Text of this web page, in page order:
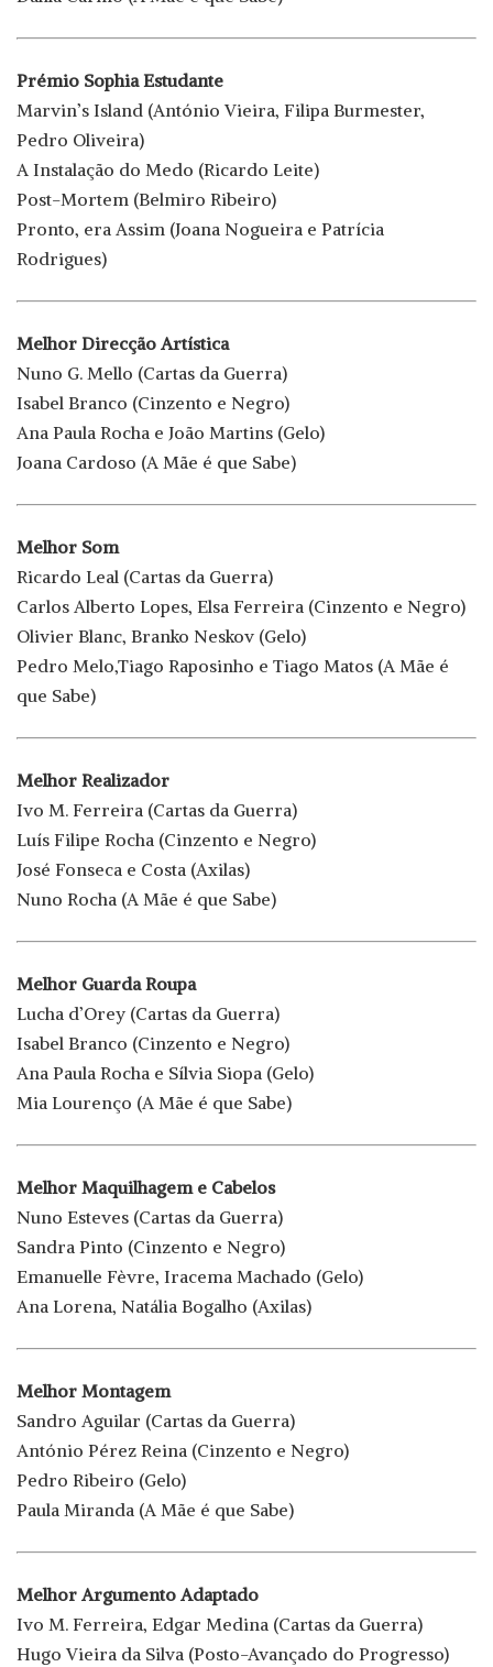
Prémio Sophia Estudante
Marvin’s Island (António Vieira, Filipa Burmester,
Pedro Oliveira)
A Instalação do Medo (Ricardo Leite)
Post-Mortem (Belmiro Ribeiro)
Pronto, era Assim (Joana Nogueira e Patrícia
Rodrigues)
Melhor Direcção Artística
Nuno G. Mello (Cartas da Guerra)
Isabel Branco (Cinzento e Negro)
Ana Paula Rocha e João Martins (Gelo)
Joana Cardoso (A Mãe é que Sabe)
Melhor Som
Ricardo Leal (Cartas da Guerra)
Carlos Alberto Lopes, Elsa Ferreira (Cinzento e Negro)
Olivier Blanc, Branko Neskov (Gelo)
Pedro Melo,Tiago Raposinho e Tiago Matos (A Mãe é
que Sabe)
Melhor Realizador
Ivo M. Ferreira (Cartas da Guerra)
Luís Filipe Rocha (Cinzento e Negro)
José Fonseca e Costa (Axilas)
Nuno Rocha (A Mãe é que Sabe)
Melhor Guarda Roupa
Lucha d’Orey (Cartas da Guerra)
Isabel Branco (Cinzento e Negro)
Ana Paula Rocha e Sílvia Siopa (Gelo)
Mia Lourenço (A Mãe é que Sabe)
Melhor Maquilhagem e Cabelos
Nuno Esteves (Cartas da Guerra)
Sandra Pinto (Cinzento e Negro)
Emanuelle Fèvre, Iracema Machado (Gelo)
Ana Lorena, Natália Bogalho (Axilas)
Melhor Montagem
Sandro Aguilar (Cartas da Guerra)
António Pérez Reina (Cinzento e Negro)
Pedro Ribeiro (Gelo)
Paula Miranda (A Mãe é que Sabe)
Melhor Argumento Adaptado
Ivo M. Ferreira, Edgar Medina (Cartas da Guerra)
Hugo Vieira da Silva (Posto-Avançado do Progresso)